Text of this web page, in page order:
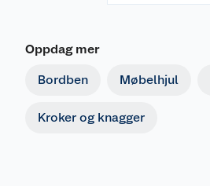
Oppdag mer
Bordben Møbelhjul
Kroker og knagger